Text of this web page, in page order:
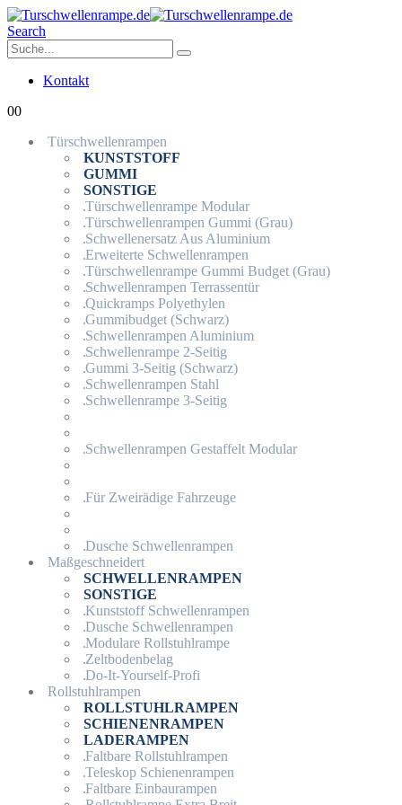
Search
Kontakt
00
Türschwellenrampen
KUNSTSTOFF
GUMMI
SONSTIGE
Türschwellenrampe Modular
Türschwellenrampen Gummi (Grau)
Schwellenersatz Aus Aluminium
Erweiterte Schwellenrampen
Türschwellenrampe Gummi Budget (Grau)
Schwellenrampen Terrassentür
Quickramps Polyethylen
Gummibudget (Schwarz)
Schwellenrampen Aluminium
Schwellenrampe 2-Seitig
Gummi 3-Seitig (Schwarz)
Schwellenrampen Stahl
Schwellenrampe 3-Seitig
Schwellenrampen Gestaffelt Modular
Für Zweirädige Fahrzeuge
Dusche Schwellenrampen
Maßgeschneidert
SCHWELLENRAMPEN
SONSTIGE
Kunststoff Schwellenrampen
Dusche Schwellenrampen
Modulare Rollstuhlrampe
Zeltbodenbelag
Do-It-Yourself-Profi
Rollstuhlrampen
ROLLSTUHLRAMPEN
SCHIENENRAMPEN
LADERAMPEN
Faltbare Rollstuhlrampen
Teleskop Schienenrampen
Faltbare Einbaurampen